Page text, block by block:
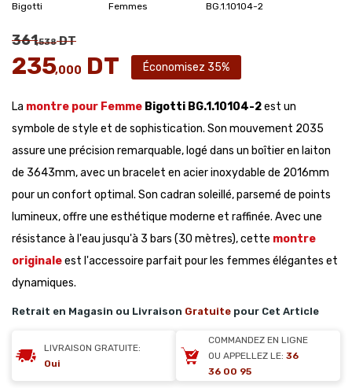
Bigotti
Femmes
BG.1.10104-2
361,538DT
235,000 DT Économisez 35%
La montre pour Femme Bigotti BG.1.10104-2est un
symbole de style et de sophistication. Son mouvement 2035
assure une précision remarquable, logé dans un boîtier en laiton
de 3643mm, avec un bracelet en acier inoxydable de 2016mm
pour un confort optimal. Son cadran soleillé, parsemé de points
lumineux, offre une esthétique moderne et raffinée. Avec une
résistance à l'eau jusqu'à 3 bars (30 mètres), cette montre
originaleest l'accessoire parfait pour les femmes élégantes et
dynamiques.
Retrait en Magasin ou Livraison Gratuite pour Cet Article
LIVRAISON GRATUITE:
Oui
COMMANDEZ EN LIGNE
OU APPELLEZ LE: 36
36 00 95